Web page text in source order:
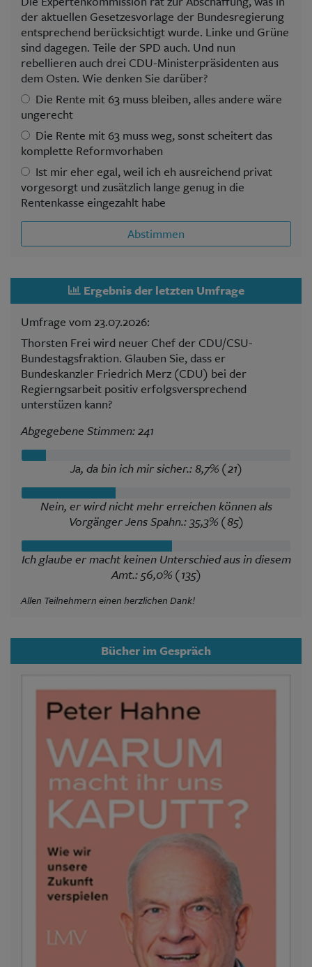
der aktuellen Gesetzesvorlage der Bundesregierung
entsprechend berücksichtigt wurde. Linke und Grüne
sind dagegen. Teile der SPD auch. Und nun
rebellieren auch drei CDU-Ministerpräsidenten aus
dem Osten. Wie denken Sie darüber?
Die Rente mit 63 muss bleiben, alles andere wäre
ungerecht
Die Rente mit 63 muss weg, sonst scheitert das
komplette Reformvorhaben
Ist mir eher egal, weil ich eh ausreichend privat
vorgesorgt und zusätzlich lange genug in die
Rentenkasse eingezahlt habe
Abstimmen
Ergebnis der letzten Umfrage
Umfrage vom 23.07.2026:
Thorsten Frei wird neuer Chef der CDU/CSU-
Bundestagsfraktion. Glauben Sie, dass er
Bundeskanzler Friedrich Merz (CDU) bei der
Regierngsarbeit positiv erfolgsversprechend
unterstüzen kann?
Abgegebene Stimmen: 241
Ja, da bin ich mir sicher.: 8,7% (21)
Nein, er wird nicht mehr erreichen können als
Vorgänger Jens Spahn.: 35,3% (85)
Ich glaube er macht keinen Unterschied aus in diesem
Amt.: 56,0% (135)
Allen Teilnehmern einen herzlichen Dank!
Bücher im Gespräch